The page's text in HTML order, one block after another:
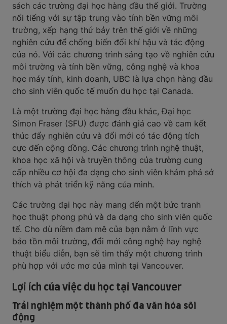
sách các trường đại học hàng đầu thế giới. Trường
nổi tiếng với sự tập trung vào tính bền vững môi
trường, xếp hạng thứ bảy trên thế giới về những
nghiên cứu để chống biến đổi khí hậu và tác động
của nó. Với các chương trình sáng tạo về nghiên cứu
môi trường và tính bền vững, công nghệ và khoa
học máy tính, kinh doanh, UBC là lựa chọn hàng đầu
cho sinh viên quốc tế muốn du học tại Canada.
Là một trường đại học hàng đầu khác, Đại học
Simon Fraser (SFU) được đánh giá cao về cam kết
thúc đẩy nghiên cứu và đổi mới có tác động tích
cực đến cộng đồng. Các chương trình nghệ thuật,
khoa học xã hội và truyền thông của trường cung
cấp nhiều cơ hội đa dạng cho sinh viên khám phá sở
thích và phát triển kỹ năng của mình.
Các trường đại học này mang đến một bức tranh
học thuật phong phú và đa dạng cho sinh viên quốc
tế. Cho dù niềm đam mê của bạn nằm ở lĩnh vực
bảo tồn môi trường, đổi mới công nghệ hay nghệ
thuật biểu diễn, bạn sẽ tìm thấy một chương trình
phù hợp với ước mơ của mình tại Vancouver.
Lợi ích của việc du học tại Vancouver
Trải nghiệm một thành phố đa văn hóa sôi
động